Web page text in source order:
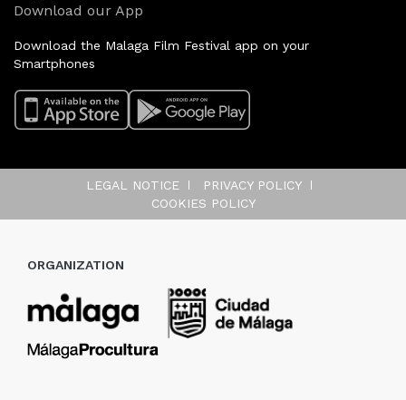
Download our App
Download the Malaga Film Festival app on your
Smartphones
LEGAL NOTICE
PRIVACY POLICY
COOKIES POLICY
ORGANIZATION